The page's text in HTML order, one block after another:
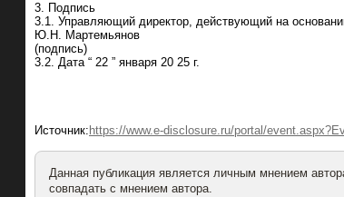
3. Подпись
3.1. Управляющий директор, действующий на
Ю.Н. Мартемьянов
(подпись)
3.2. Дата “ 22 ” января 20 25 г.
Источник: https://www.e-disclosure.ru/portal/
Данная публикация является личным мнением
совпадать с мнением автора.